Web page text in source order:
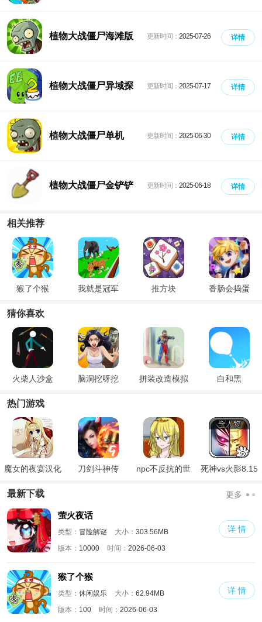
植物大战僵尸海滩版 更新时间： 2025-07-26 详情
植物大战僵尸异域探 更新时间： 2025-07-17 详情
植物大战僵尸单机 更新时间： 2025-06-30 详情
植物大战僵尸金铲铲 更新时间： 2025-06-18 详情
相关推荐
猴了个猴 我就是冠军 推方块 香肠会捣蛋
猜你喜欢
火柴人沙盒 脑洞挖呀挖 拼装改造模拟 白和黑
热门游戏
魔女的夜宴汉化
刀剑斗神传
npc不反抗的世
死神vs火影8.15
最新下载 更多
萤火夜话
类型： 冒险解谜 大小： 303.56MB
版本： 10000 时间： 2026-06-03
详 情
猴了个猴
类型： 休闲娱乐 大小： 62.94MB
版本： 100 时间： 2026-06-03
详 情